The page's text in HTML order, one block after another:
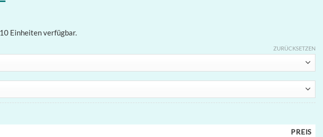
Einheiten verfügbar.
ZURÜCKSETZEN
PREIS